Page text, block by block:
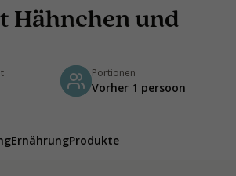
Hähnchen und
Portionen
Vorher 1 persoon
ErnährungProdukte